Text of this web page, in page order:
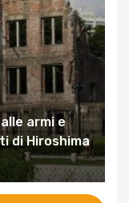
armi e
di Hiroshima